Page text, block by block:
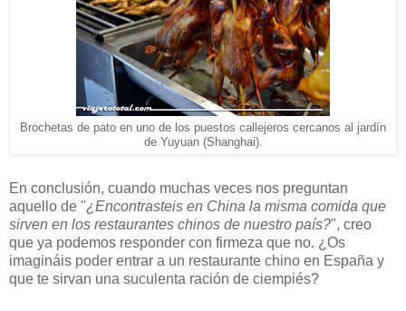
Brochetas de pato en uno de los puestos callejeros cercanos al jardín
de Yuyuan (Shanghai).
En conclusión, cuando muchas veces nos preguntan
aquello de "¿Encontrasteis en China la misma comida que
sirven en los restaurantes chinos de nuestro país?", creo
que ya podemos responder con firmeza que no. ¿Os
imagináis poder entrar a un restaurante chino en España y
que te sirvan una suculenta ración de ciempiés?